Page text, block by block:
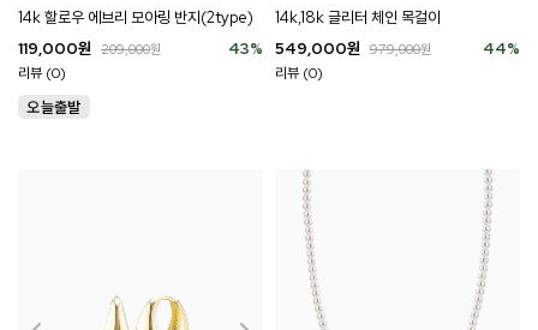
14k 할로우 에브리 모아링 반지(2type)
43%
119,000원 209,000원
리뷰 (0)
14k,18k 글리터 체인 목걸이
44%
549,000원 979,000원
리뷰 (0)